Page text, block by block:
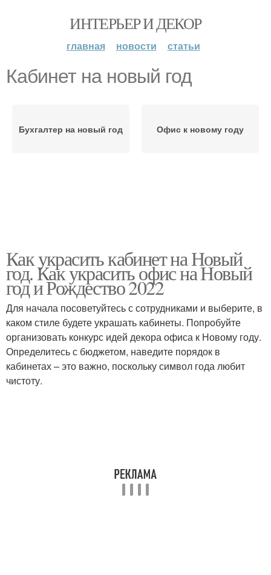
ИНТЕРЬЕР И ДЕКОР
главная новости статьи
Кабинет на новый год
Бухгалтер на новый год Офис к новому году
Как украсить кабинет на Новый
год. Как украсить офис на Новый
год и Рождество 2022
Для начала посоветуйтесь с сотрудниками и выберите, в
каком стиле будете украшать кабинеты. Попробуйте
организовать конкурс идей декора офиса к Новому году.
Определитесь с бюджетом, наведите порядок в
кабинетах – это важно, поскольку символ года любит
чистоту.